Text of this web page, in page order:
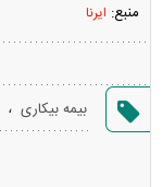
منبع: ایرنا
بیمه بیکاری ،